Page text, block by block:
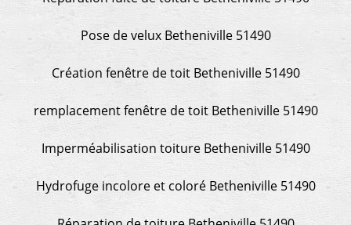
Pose de velux Betheniville 51490
Création fenêtre de toit Betheniville 51490
remplacement fenêtre de toit Betheniville 51490
Imperméabilisation toiture Betheniville 51490
Hydrofuge incolore et coloré Betheniville 51490